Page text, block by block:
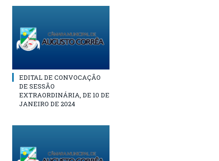
EDITAL DE CONVOCAÇÃO
DE SESSÃO
EXTRAORDINÁRIA, DE 10 DE
JANEIRO DE 2024